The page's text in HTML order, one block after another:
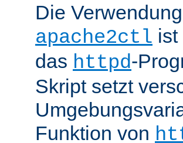
Die
apache2ctl
das httpd-
Skript setzt
Funktion von